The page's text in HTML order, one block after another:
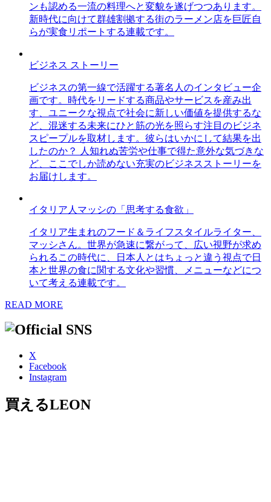
ンも認める一流の料理へと変貌を遂げつつあります。
新時代に向けて群雄割拠する街のラーメン店を巨匠自
らが実食リポートする連載です。
ビジネス ストーリー
ビジネスの第一線で活躍する著名人のインタビュー企
画です。時代をリードする商品やサービスを産み出
す、ユニークな視点で社会に新しい価値を提供するな
ど、混迷する未来にひと筋の光を照らす注目のビジネ
スピープルを取材します。彼らはいかにして結果を出
したのか？ 人知れぬ苦労や仕事で得た意外な気づきな
ど、ここでしか読めない充実のビジネスストーリーを
お届けします。
イタリア人マッシの「思考する食欲」
イタリア生まれのフード＆ライフスタイルライター、
マッシさん。世界が急速に繋がって、広い視野が求め
られるこの時代に、日本人とはちょっと違う視点で日
本と世界の食に関する文化や習慣、メニューなどにつ
いて考える連載です。
READ MORE
X
Facebook
Instagram
買えるLEON